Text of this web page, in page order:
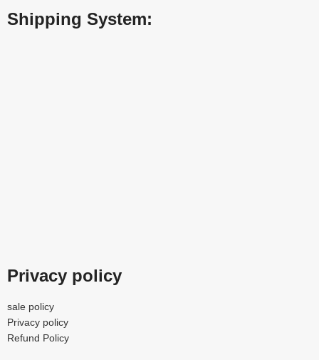
Shipping System:
Privacy policy
sale policy
Privacy policy
Refund Policy